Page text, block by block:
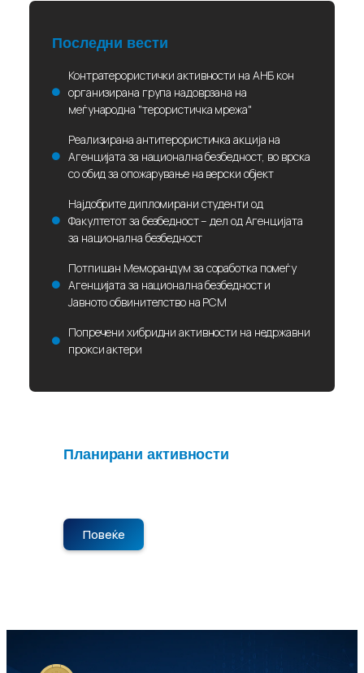
Последни вести
Контратерористички активности на АНБ кон
организирана група надоврзана на
меѓународна "терористичка мрежа"
Реализирана антитерористичка акција на
Агенцијата за национална безбедност, во врска
со обид за опожарување на верски објект
Најдобрите дипломирани студенти од
Факултетот за безбедност – дел од Агенцијата
за национална безбедност
Потпишан Меморандум за соработка помеѓу
Агенцијата за национална безбедност и
Јавното обвинителство на РСМ
Попречени хибридни активности на недржавни
прокси актери
Планирани активности
Повеќе